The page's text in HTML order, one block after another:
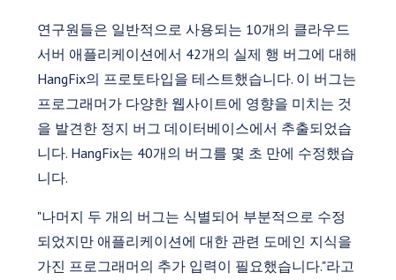
연구원들은 일반적으로 사용되는 10개의 클라우드
서버 애플리케이션에서 42개의 실제 행 버그에 대해
HangFix의 프로토타입을 테스트했습니다. 이 버그는
프로그래머가 다양한 웹사이트에 영향을 미치는 것
을 발견한 정지 버그 데이터베이스에서 추출되었습
니다. HangFix는 40개의 버그를 몇 초 만에 수정했습
니다.
"나머지 두 개의 버그는 식별되어 부분적으로 수정
되었지만 애플리케이션에 대한 관련 도메인 지식을
가진 프로그래머의 추가 입력이 필요했습니다."라고